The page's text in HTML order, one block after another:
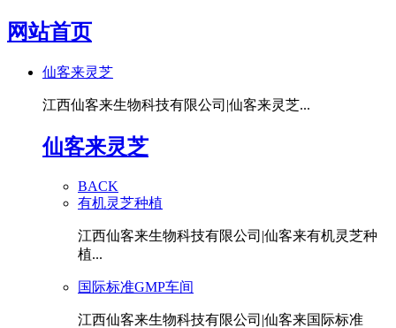
网站首页
仙客来灵芝
江西仙客来生物科技有限公司|仙客来灵芝...
仙客来灵芝
BACK
有机灵芝种植
江西仙客来生物科技有限公司|仙客来有机灵芝种
植...
国际标准GMP车间
江西仙客来生物科技有限公司|仙客来国际标准